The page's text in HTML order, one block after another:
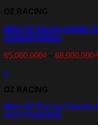
OZ RACING
Mâm OZ Racing Aprilia
H3065AP6095G
65,000,000₫ – 68,000,000₫
+
OZ RACING
Mâm OZ Racing Yamaha
H3177YA6209G